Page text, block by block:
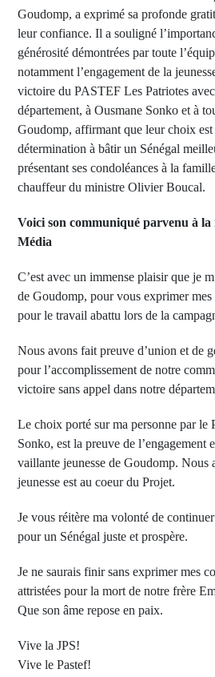
Goudomp, a exprimé sa profonde
leur confiance. Il a souligné
générosité démontrées par toute
notamment l’engagement de la
victoire du PASTEF Les Patriotes
département, à Ousmane Sonko et à
Goudomp, affirmant que leur choix
détermination à bâtir un Sénégal
présentant ses condoléances à la
chauffeur du ministre Olivier Boucal.
Voici son communiqué parvenu à
Média
C’est avec un immense plaisir que je
de Goudomp, pour vous exprimer mes
pour le travail abattu lors de la
Nous avons fait preuve d’union et de
pour l’accomplissement de notre
victoire sans appel dans notre
Le choix porté sur ma personne par le
Sonko, est la preuve de l’engagement
vaillante jeunesse de Goudomp. Nous
jeunesse est au coeur du Projet.
Je vous réitère ma volonté de
pour un Sénégal juste et prospère.
Je ne saurais finir sans exprimer mes
attristées pour la mort de notre frère
Que son âme repose en paix.
Vive la JPS!
Vive le Pastef!